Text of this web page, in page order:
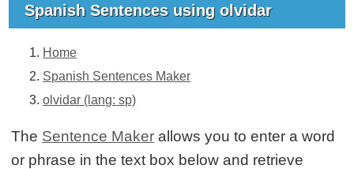
Spanish Sentences using olvidar
Home
Spanish Sentences Maker
olvidar (lang: sp)
The Sentence Maker allows you to enter a word
or phrase in the text box below and retrieve